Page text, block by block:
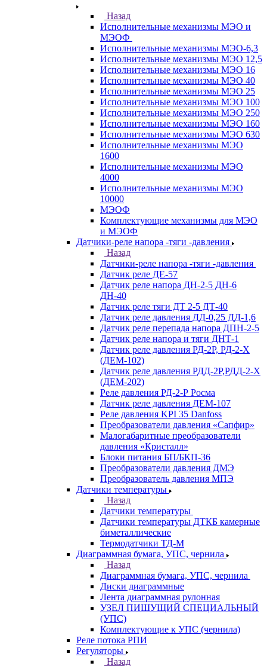
Назад
Исполнительные механизмы МЭО и
МЭОФ
Исполнительные механизмы МЭО-6,3
Исполнительные механизмы МЭО 12,5
Исполнительные механизмы МЭО 16
Исполнительные механизмы МЭО 40
Исполнительные механизмы МЭО 25
Исполнительные механизмы МЭО 100
Исполнительные механизмы МЭО 250
Исполнительные механизмы МЭО 160
Исполнительные механизмы МЭО 630
Исполнительные механизмы МЭО
1600
Исполнительные механизмы МЭО
4000
Исполнительные механизмы МЭО
10000
МЭОФ
Комплектующие механизмы для МЭО
и МЭОФ
Датчики-реле напора -тяги -давления
Назад
Датчики-реле напора -тяги -давления
Датчик реле ДЕ-57
Датчик реле напора ДН-2-5 ДН-6
ДН-40
Датчик реле тяги ДТ 2-5 ДТ-40
Датчик реле давления ДД-0,25 ДД-1,6
Датчик реле перепада напора ДПН-2-5
Датчик реле напора и тяги ДНТ-1
Датчик реле давления РД-2Р, РД-2-Х
(ДЕМ-102)
Датчик реле давления РДД-2Р,РДД-2-Х
(ДЕМ-202)
Реле давления РД-2-Р Росма
Датчик реле давления ДЕМ-107
Реле давления KPI 35 Danfoss
Преобразователи давления «Сапфир»
Малогабаритные преобразователи
давления «Кристалл»
Блоки питания БП/БКП-36
Преобразователи давления ДМЭ
Преобразователь давления МПЭ
Датчики температуры
Назад
Датчики температуры
Датчики температуры ДТКБ камерные
биметаллические
Термодатчики ТД-М
Диаграммная бумага, УПС, чернила
Назад
Диаграммная бумага, УПС, чернила
Диски диаграммные
Лента диаграммная рулонная
УЗЕЛ ПИШУЩИЙ СПЕЦИАЛЬНЫЙ
(УПС)
Комплектующие к УПС (чернила)
Реле потока РПИ
Регуляторы
Назад